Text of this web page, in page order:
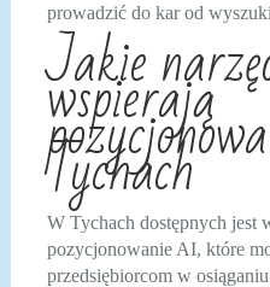
prowadzić do kar od
Jakie
wspierają
Tychach
W Tychach dostępnych jest
pozycjonowanie AI, które
przedsiębiorcom w